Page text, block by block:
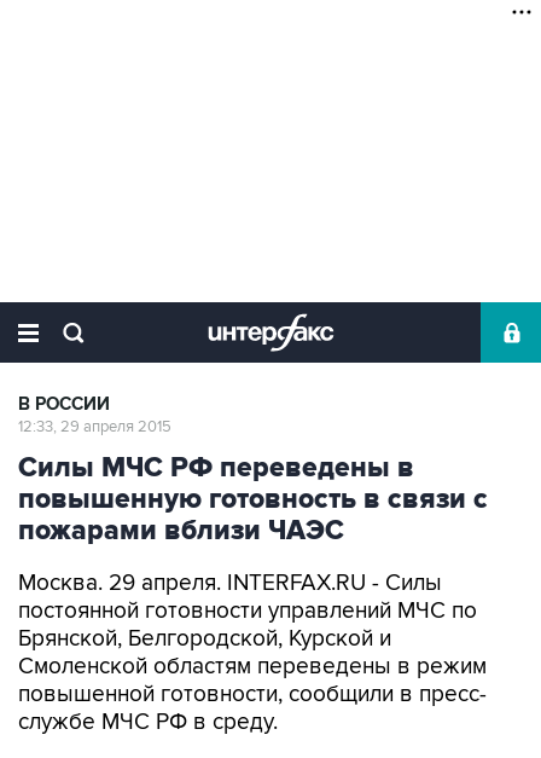
В РОССИИ
12:33, 29 апреля 2015
Силы МЧС РФ переведены в
повышенную готовность в связи с
пожарами вблизи ЧАЭС
Москва. 29 апреля. INTERFAX.RU - Силы
постоянной готовности управлений МЧС по
Брянской, Белгородской, Курской и
Смоленской областям переведены в режим
повышенной готовности, сообщили в пресс-
службе МЧС РФ в среду.